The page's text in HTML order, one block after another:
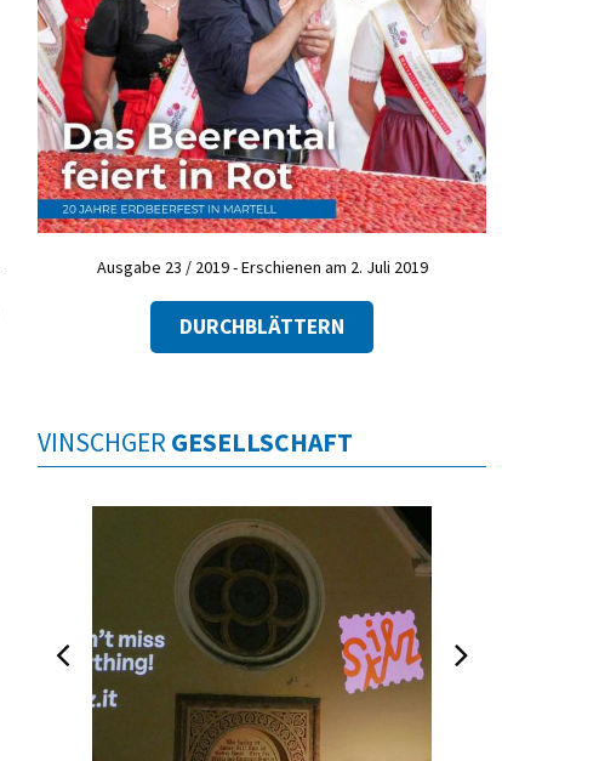
Ausgabe 23 / 2019 - Erschienen am 2. Juli 2019
DURCHBLÄTTERN
VINSCHGER GESELLSCHAFT